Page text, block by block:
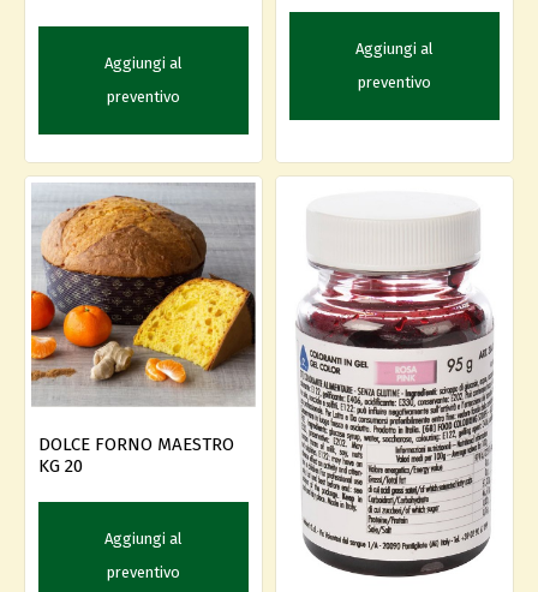
Aggiungi al
preventivo
Aggiungi al
preventivo
DOLCE FORNO MAESTRO
KG 20
Aggiungi al
preventivo